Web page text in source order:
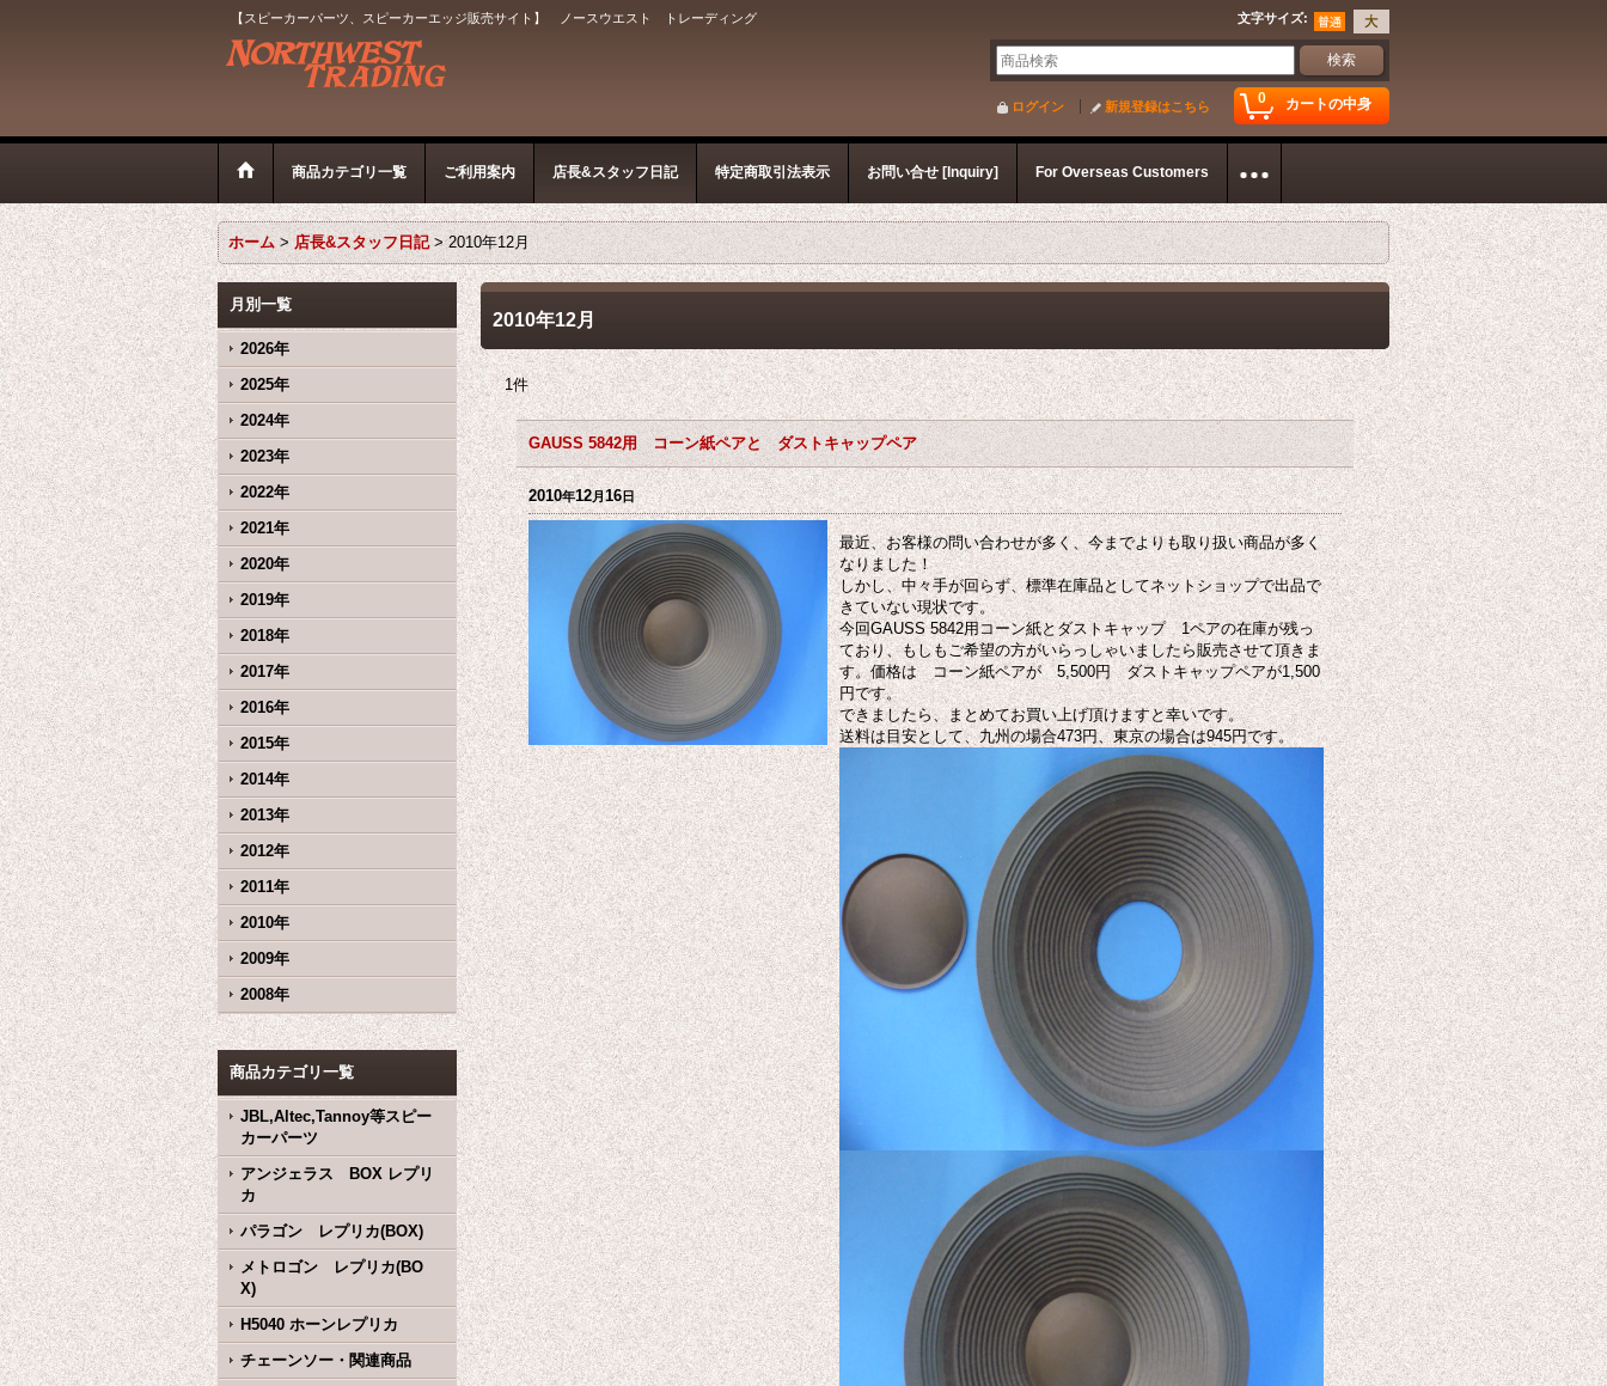
【スピーカーパーツ、スピーカーエッジ販売サイト】 ノースウエスト トレーディング 文字サイズ:
0 カートの中身
ログイン 新規登録はこちら
商品カテゴリ一覧 ご利用案内 店長&スタッフ日記 特定商取引法表示 お問い合せ [Inquiry] For Overseas Customers
ホーム > 店長&スタッフ日記 > 2010年12月
月別一覧
2026年
2025年
2024年
2023年
2022年
2021年
2020年
2019年
2018年
2017年
2016年
2015年
2014年
2013年
2012年
2011年
2010年
2009年
2008年
商品カテゴリ一覧
JBL,Altec,Tannoy等スピー
カーパーツ
アンジェラス BOX レプリ
カ
パラゴン レプリカ(BOX)
メトロゴン レプリカ(BO
X)
H5040 ホーンレプリカ
チェーンソー・関連商品
2010年12月
1件
GAUSS 5842用 コーン紙ペアと ダストキャップペア
2010年12月16日
最近、お客様の問い合わせが多く、今までよりも取り扱い商品が多く
なりました！
しかし、中々手が回らず、標準在庫品としてネットショップで出品で
きていない現状です。
今回GAUSS 5842用コーン紙とダストキャップ 1ペアの在庫が残っ
ており、もしもご希望の方がいらっしゃいましたら販売させて頂きま
す。価格は コーン紙ペアが 5,500円 ダストキャップペアが1,500
円です。
できましたら、まとめてお買い上げ頂けますと幸いです。
送料は目安として、九州の場合473円、東京の場合は945円です。